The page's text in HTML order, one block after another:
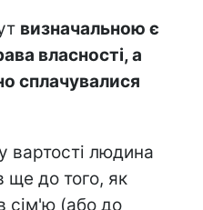
визначальною є
власності, а
сплачувалися
вартості людина
ще до того, як
сім'ю (або до